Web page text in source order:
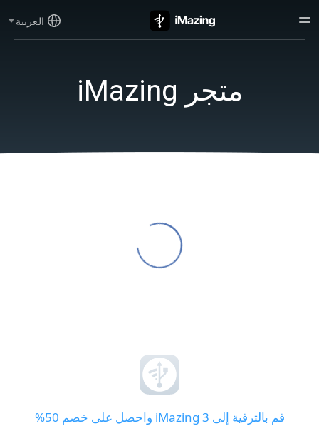
العربية
متجر iMazing
قم بالترقية إلى iMazing 3 واحصل على خصم 50%